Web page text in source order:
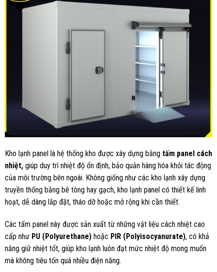
Kho lạnh panel là hệ thống kho được xây dựng bằng tấm panel cách
nhiệt, giúp duy trì nhiệt độ ổn định, bảo quản hàng hóa khỏi tác động
của môi trường bên ngoài. Không giống như các kho lạnh xây dựng
truyền thống bằng bê tông hay gạch, kho lạnh panel có thiết kế linh
hoạt, dễ dàng lắp đặt, tháo dỡ hoặc mở rộng khi cần thiết.
Các tấm panel này được sản xuất từ những vật liệu cách nhiệt cao
cấp như PU (Polyurethane) hoặc PIR (Polyisocyanurate), có khả
năng giữ nhiệt tốt, giúp kho lạnh luôn đạt mức nhiệt độ mong muốn
mà không tiêu tốn quá nhiều điện năng.